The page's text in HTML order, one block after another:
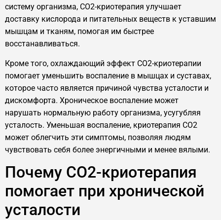
систему организма, CO2-криотерапия улучшает
доставку кислорода и питательных веществ к уставшим
мышцам и тканям, помогая им быстрее
восстанавливаться.
Кроме того, охлаждающий эффект CO2-криотерапии
помогает уменьшить воспаление в мышцах и суставах,
которое часто является причиной чувства усталости и
дискомфорта. Хроническое воспаление может
нарушать нормальную работу организма, усугубляя
усталость. Уменьшая воспаление, криотерапия CO2
может облегчить эти симптомы, позволяя людям
чувствовать себя более энергичными и менее вялыми.
Почему CO2-криотерапия
помогает при хронической
усталости